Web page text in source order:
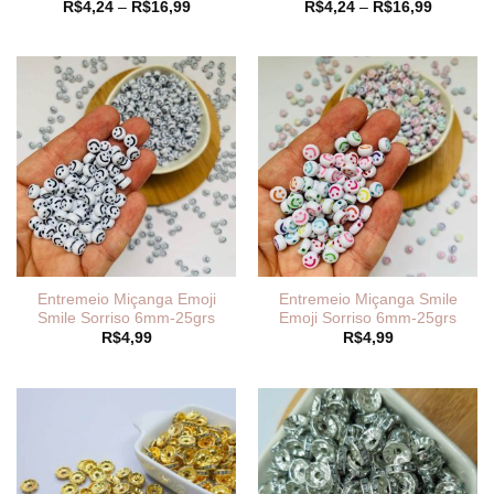
R$4,24 – R$16,99Faixa
através
R$16,99
R$4,24 – R$16,99Faixa
através
R$16,99
Entremeio Miçanga Emoji
Smile Sorriso 6mm-25grs
R$4,99
Entremeio Miçanga Smile
Emoji Sorriso 6mm-25grs
R$4,99